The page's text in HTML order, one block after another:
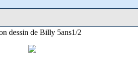
dessin de Billy 5ans1/2